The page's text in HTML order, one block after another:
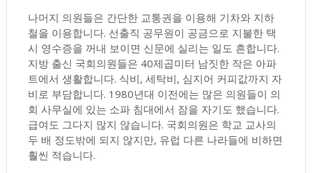
나머지 의원들은 간단한 교통권을 이용해 기차와 지하
철을 이용합니다. 선출직 공무원이 공금으로 지불한 택
시 영수증을 꺼내 보이면 신문에 실리는 일도 흔합니다.
지방 출신 국회의원들은 40제곱미터 남짓한 작은 아파
트에서 생활합니다. 식비, 세탁비, 심지어 커피값까지 자
비로 부담합니다. 1980년대 이전에는 많은 의원들이 의
회 사무실에 있는 소파 침대에서 잠을 자기도 했습니다.
급여도 그다지 많지 않습니다. 국회의원은 학교 교사의
두 배 정도밖에 되지 않지만, 유럽 다른 나라들에 비하면
훨씬 적습니다.